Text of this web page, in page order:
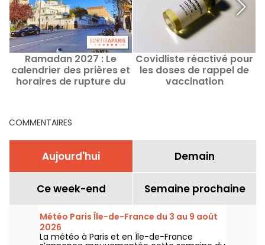
Ramadan 2027 : Le
calendrier des prières et
horaires de rupture du
Covidliste réactivé pour
les doses de rappel de
vaccination
COMMENTAIRES
Aujourd'hui Demain
Ce week-end Semaine prochaine
Météo Paris Île-de-France du 3 au 9 août
2026
La météo à Paris et en Île-de-France